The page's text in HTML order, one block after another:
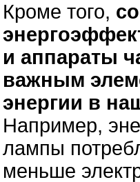
Кроме того,
и аппараты
важным
энергии в
Например,
лампы
меньше